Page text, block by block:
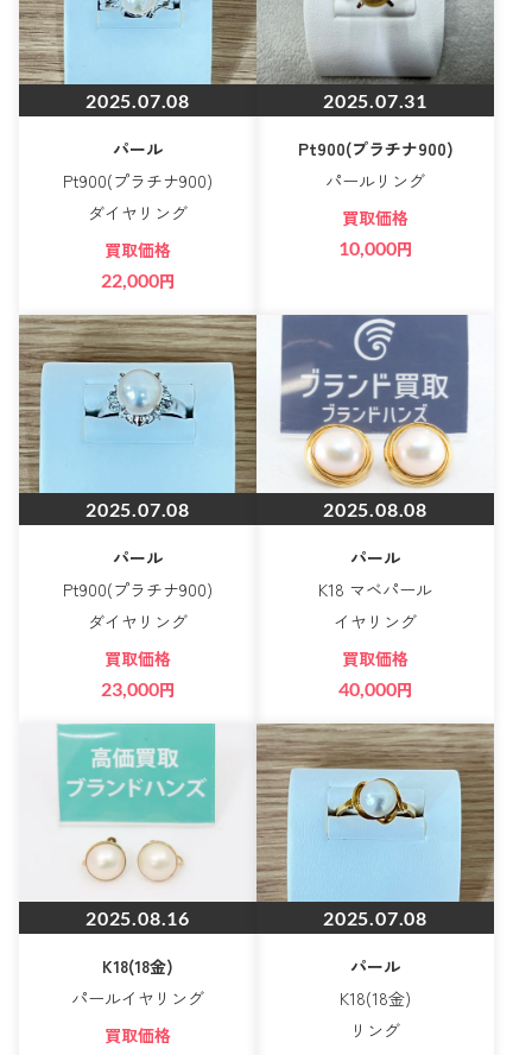
2025.07.08
パール
Pt900(プラチナ900)
ダイヤリング
買取価格
22,000円
2025.07.31
Pt900(プラチナ900)
パールリング
買取価格
10,000円
2025.07.08
パール
Pt900(プラチナ900)
ダイヤリング
買取価格
23,000円
2025.08.08
パール
K18 マベパール
イヤリング
買取価格
40,000円
2025.08.16
K18(18金)
パールイヤリング
買取価格
2025.07.08
パール
K18(18金)
リング